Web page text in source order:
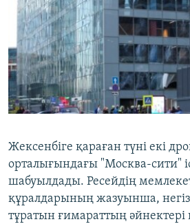
АРНАЙЫ ЖОБАЛАР
Русский
ЖАЗЫЛЫҢЫЗ
Басқа тілдерде
Жексенбіге қараған түні екі
орталығындағы "Москва-сити"
шабуылдады. Ресейдің
құралдарының жазуынша,
тұратын ғимараттың